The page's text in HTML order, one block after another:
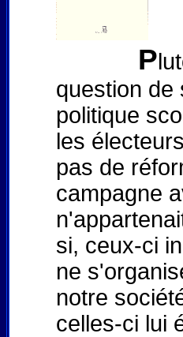
P
question de
politique
les
pas de
campagne
si, ceux-ci
ne
notre
celles-ci lui